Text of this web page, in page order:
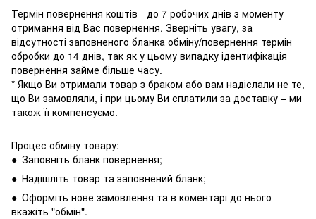
Термін повернення коштів - до 7 робочих днів з моменту
отримання від Вас повернення. Зверніть увагу, за
відсутності заповненого бланка обміну/повернення термін
обробки до 14 днів, так як у цьому випадку ідентифікація
повернення займе більше часу.
* Якщо Ви отримали товар з браком або вам надіслали не те,
що Ви замовляли, і при цьому Ви сплатили за доставку – ми
також її компенсуємо.
Процес обміну товару:
● Заповніть бланк повернення;
● Надішліть товар та заповнений бланк;
● Оформіть нове замовлення та в коментарі до нього
вкажіть "обмін".